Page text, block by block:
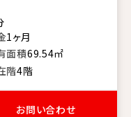
1ヶ月
面積69.54㎡
階4階
お問い合わせ